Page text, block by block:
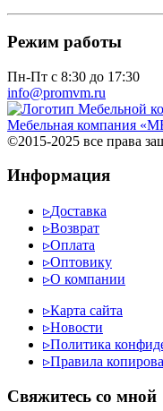
Режим работы
Пн-Пт с 8:30 до 17:30
info@promvm.ru
Мебельная компания
©2015-2025 все права
Информация
▹Доставка
▹Возврат
▹Оплата
▹Оптовику
▹О компании
▹Карта сайта
▹Новости
▹Политика
▹Правила
Cвяжитесь со мной